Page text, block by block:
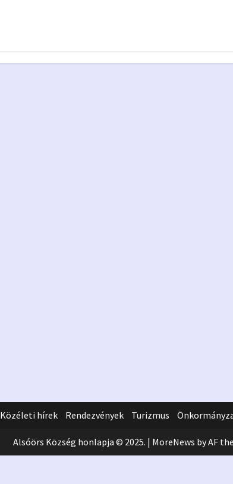
Közéleti hírek Rendezvények Turizmus
Alsóörs Község honlapja © 2025. | MoreNews by AF